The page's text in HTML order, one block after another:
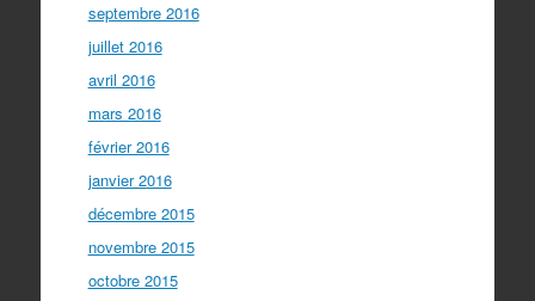
septembre 2016
juillet 2016
avril 2016
mars 2016
février 2016
janvier 2016
décembre 2015
novembre 2015
octobre 2015